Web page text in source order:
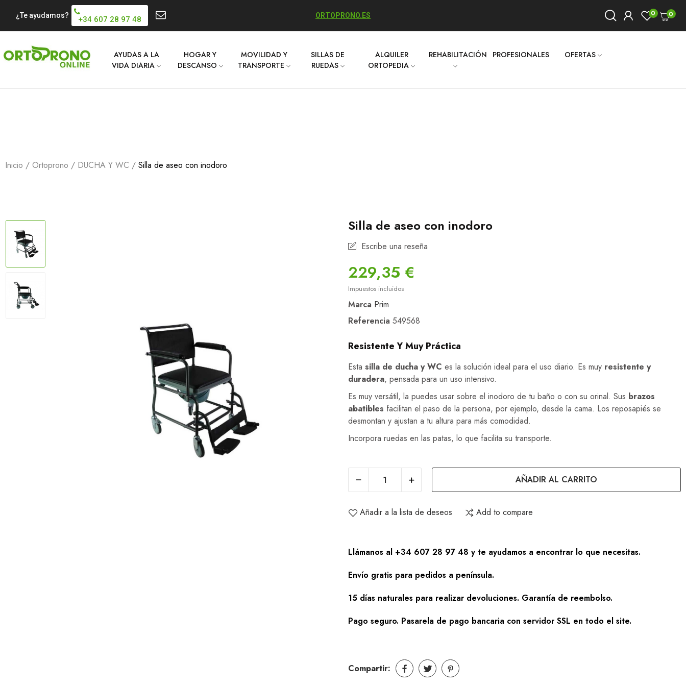
¿Te ayudamos? +34 607 28 97 48 ORTOPRONO.ES 0 0
AYUDAS A LA
VIDA DIARIA
HOGAR Y
DESCANSO
MOVILIDAD Y
TRANSPORTE
SILLAS DE
RUEDAS
ALQUILER
ORTOPEDIA
REHABILITACIÓN PROFESIONALES OFERTAS
Inicio Ortoprono DUCHA Y WC Silla de aseo con inodoro
Silla de aseo con inodoro
Escribe una reseña
229,35 €
Impuestos incluidos
Marca Prim
Referencia 549568
Resistente Y Muy Práctica
Esta silla de ducha y WC es la solución ideal para el uso diario. Es muy resistente y
duradera, pensada para un uso intensivo.
Es muy versátil, la puedes usar sobre el inodoro de tu baño o con su orinal. Sus brazos
abatibles facilitan el paso de la persona, por ejemplo, desde la cama. Los reposapiés se
desmontan y ajustan a tu altura para más comodidad.
Incorpora ruedas en las patas, lo que facilita su transporte.
AÑADIR AL CARRITO
Añadir a la lista de deseos Add to compare
Llámanos al +34 607 28 97 48 y te ayudamos a encontrar lo que necesitas.
Envío gratis para pedidos a península.
15 días naturales para realizar devoluciones. Garantía de reembolso.
Pago seguro. Pasarela de pago bancaria con servidor SSL en todo el site.
Compartir: